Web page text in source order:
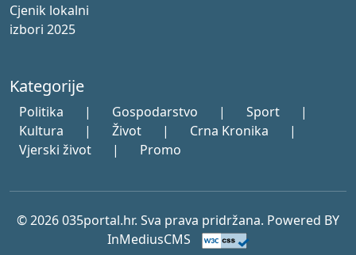
Cjenik lokalni
izbori 2025
Kategorije
Politika | Gospodarstvo | Sport
|
Kultura
| Život | Crna Kronika
|
Vjerski život
| Promo
© 2026 035portal.hr. Sva prava pridržana. Powered BY
InMediusCMS